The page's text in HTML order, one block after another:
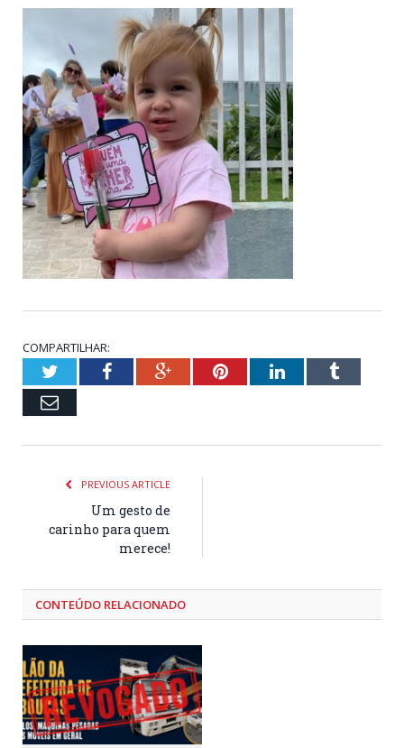
COMPARTILHAR:
TwitterFacebookGoogle+PinterestLinkedInTumblr
Email
PREVIOUS ARTICLE
Um gesto de
carinho para quem
merece!
CONTEÚDO RELACIONADO